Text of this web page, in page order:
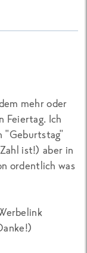
mehr oder
Feiertag. Ich
"Geburtstag"
ist!) aber in
ordentlich was
)